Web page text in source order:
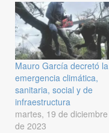
Mauro García decretó la
emergencia climática,
sanitaria, social y de
infraestructura
martes, 19 de diciembre
de 2023